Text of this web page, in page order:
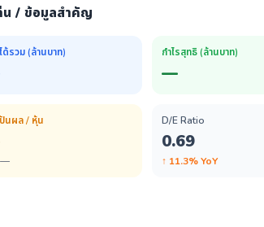
น / ข้อมูลสำคัญ
ด้รวม (ล้านบาท) กำไรสุทธิ (ล้านบาท)
—
นผล / หุ้น
—
D/E Ratio
0.69
↑ 11.3% YoY